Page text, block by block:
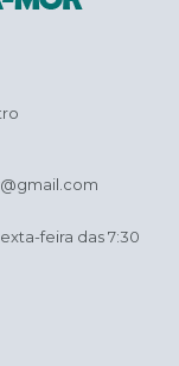
feira das 7:30